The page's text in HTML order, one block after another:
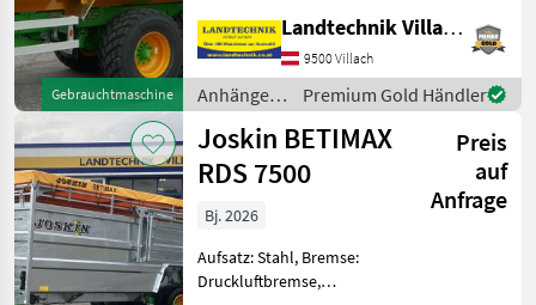
Gebrauchtmaschine
Typenschein, Hydraulischer
Stützfuß, Hydraulische
Bordwandverriegelung Die
Tiefbaukipper Trans-KTP
24/54 mit gefeder
Landtechnik Villach GmbH
9500 Villach
Anhänger /
Joskin
Premium Gold Händler
Joskin BETIMAX
RDS 7500
Preis
auf
Anfrage
Bj. 2026
Aufsatz: Stahl, Bremse:
Druckluftbremse,